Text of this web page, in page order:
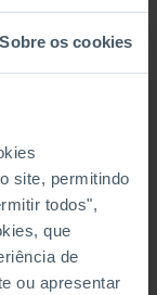
Sobre os cookies
site, permitindo
todos",
que
de
ou apresentar
LOGGING